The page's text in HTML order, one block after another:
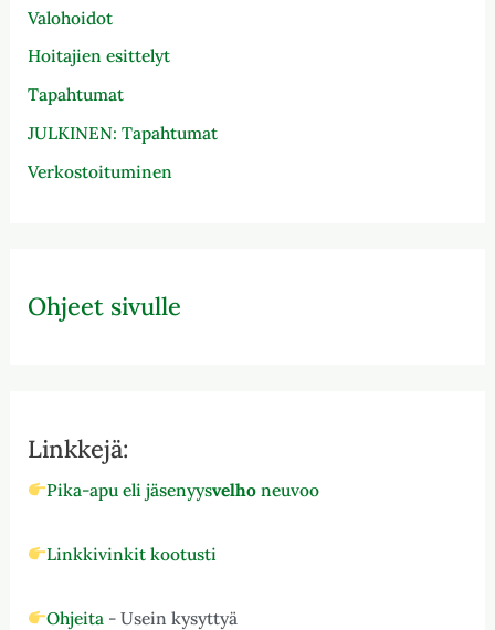
Valohoidot
Hoitajien esittelyt
Tapahtumat
JULKINEN: Tapahtumat
Verkostoituminen
Ohjeet sivulle
Linkkejä:
Pika-apu eli jäsenyysvelho neuvoo
Linkkivinkit kootusti
Ohjeita - Usein kysyttyä